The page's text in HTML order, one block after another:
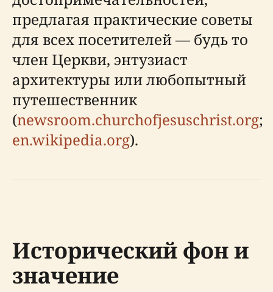
предлагая практические советы
для всех посетителей — будь то
член Церкви, энтузиаст
архитектуры или любопытный
путешественник
(newsroom.churchofjesuschrist.org;
en.wikipedia.org).
Исторический фон и
значение